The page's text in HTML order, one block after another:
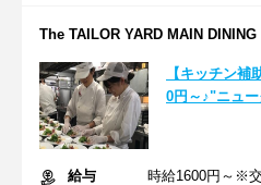
The TAILOR YARD MAIN
【キッチン
0円～♪"ニュ
給与
時給1600円～※